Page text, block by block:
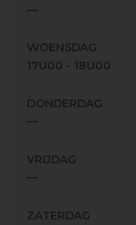
—
WOENSDAG
17U00 - 18U00
DONDERDAG
—
VRIJDAG
—
ZATERDAG